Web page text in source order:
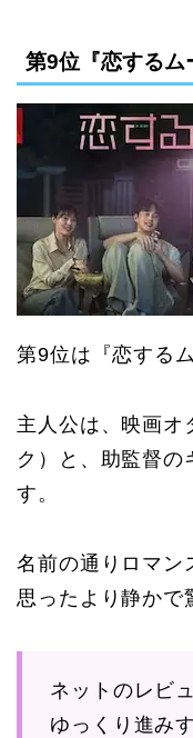
第9位『恋するム
第9位は『恋する
主人公は、映画オ
ク）と、助監督の
す。
名前の通りロマン
思ったより静かで
ネットのレビ
ゆっくり進み